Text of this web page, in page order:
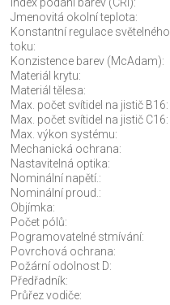
Index podání barev (CRI):
Jmenovitá okolní teplota:
Konstantní regulace světelného
toku:
Konzistence barev (McAdam):
Materiál krytu:
Materiál tělesa:
Max. počet svítidel na jistič B16:
Max. počet svítidel na jistič C16:
Max. výkon systému:
Mechanická ochrana:
Nastavitelná optika:
Nominální napětí.:
Nominální proud.:
Objímka:
Počet pólů:
Pogramovatelné stmívání:
Povrchová ochrana:
Požární odolnost D:
Předřadník:
Průřez vodiče: